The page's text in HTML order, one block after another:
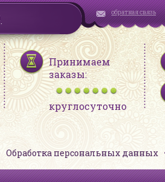
обратная связь
Принимаем
заказы:
круглосуточно
Обработка персональных данных